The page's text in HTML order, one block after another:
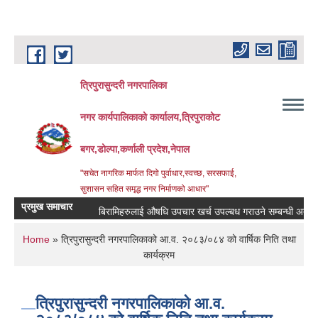
Skip to main content
त्रिपुरासुन्दरी नगरपालिका
नगर कार्यपालिकाको कार्यालय,त्रिपुराकोट
बगर,डोल्पा,कर्णाली प्रदेश,नेपाल
"सचेत नागरिक मार्फत दिगो पुर्वाधार,स्वच्छ, सरसफाई,
सुशासन सहित समृद्ध नगर निर्माणको आधार"
प्रमुख समाचार बिरामिहरुलाई ‍‌औषधि उपचार खर्च उपल्बध गराउने सम्बन्धी अत्यन्त
You are here
Home» त्रिपुरासुन्दरी नगरपालिकाको आ.व. २०८३/०८४ को वार्षिक निति तथा
कार्यक्रम
त्रिपुरासुन्दरी नगरपालिकाको आ.व.